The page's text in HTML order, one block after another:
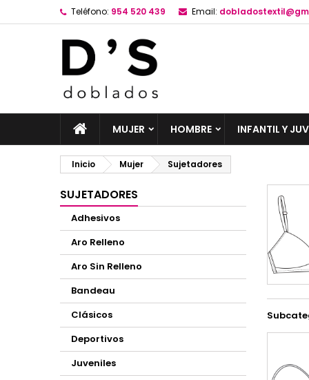
Teléfono: 954 520 439 Email:
MUJER HOMBRE INFANTIL Y
Inicio Mujer Sujetadores
SUJETADORES
Adhesivos
Aro Relleno
Aro Sin Relleno
Bandeau
Clásicos
Deportivos
Juveniles